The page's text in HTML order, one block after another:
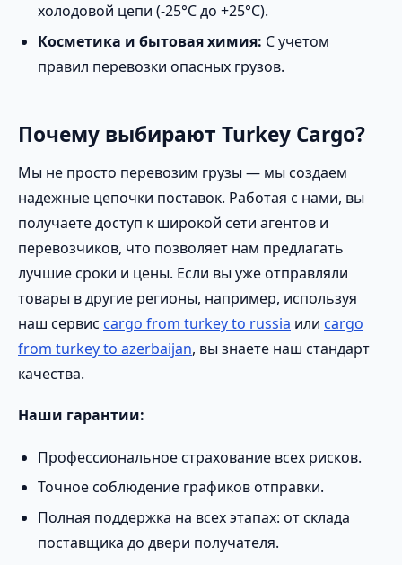
холодовой цепи (-25°C до +25°C).
Косметика и бытовая химия: С учетом
правил перевозки опасных грузов.
Почему выбирают Turkey Cargo?
Мы не просто перевозим грузы — мы создаем
надежные цепочки поставок. Работая с нами, вы
получаете доступ к широкой сети агентов и
перевозчиков, что позволяет нам предлагать
лучшие сроки и цены. Если вы уже отправляли
товары в другие регионы, например, используя
наш сервис cargo from turkey to russia или cargo
from turkey to azerbaijan, вы знаете наш стандарт
качества.
Наши гарантии:
Профессиональное страхование всех рисков.
Точное соблюдение графиков отправки.
Полная поддержка на всех этапах: от склада
поставщика до двери получателя.